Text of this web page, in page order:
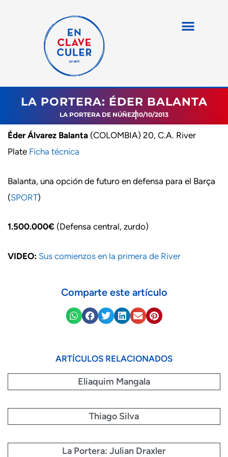
LA PORTERA: ÉDER BALANTA
LA PORTERA DE NÚÑEZ10/10/2013
Éder Álvarez Balanta (COLOMBIA) 20, C.A. River
Plate Ficha técnica
Balanta, una opción de futuro en defensa para el Barça
(SPORT)
1.500.000€ (Defensa central, zurdo)
VIDEO: Sus comienzos en la primera de River
Comparte este artículo
ARTÍCULOS RELACIONADOS
Eliaquim Mangala
Thiago Silva
La Portera: Julian Draxler